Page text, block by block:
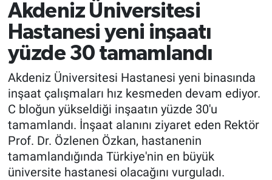
Akdeniz Üniversitesi
Hastanesi yeni inşaatı
yüzde 30 tamamlandı
Akdeniz Üniversitesi Hastanesi yeni binasında
inşaat çalışmaları hız kesmeden devam ediyor.
C bloğun yükseldiği inşaatın yüzde 30'u
tamamlandı. İnşaat alanını ziyaret eden Rektör
Prof. Dr. Özlenen Özkan, hastanenin
tamamlandığında Türkiye'nin en büyük
üniversite hastanesi olacağını vurguladı.